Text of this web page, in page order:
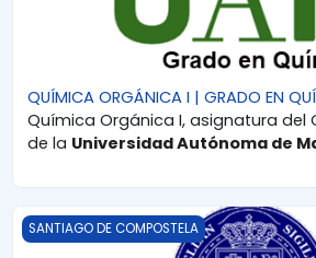
QUÍMICA ORGÁNICA I | GRADO EN
Química Orgánica I, asignatura del
de la Universidad Autónoma de
QUÍMICA ORGÁNICA II | GRADO EN
SANTIAGO DE COMPOSTELA